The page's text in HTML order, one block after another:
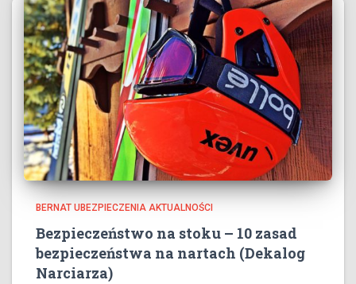
BERNAT UBEZPIECZENIA AKTUALNOŚCI
Bezpieczeństwo na stoku – 10 zasad
bezpieczeństwa na nartach (Dekalog
Narciarza)